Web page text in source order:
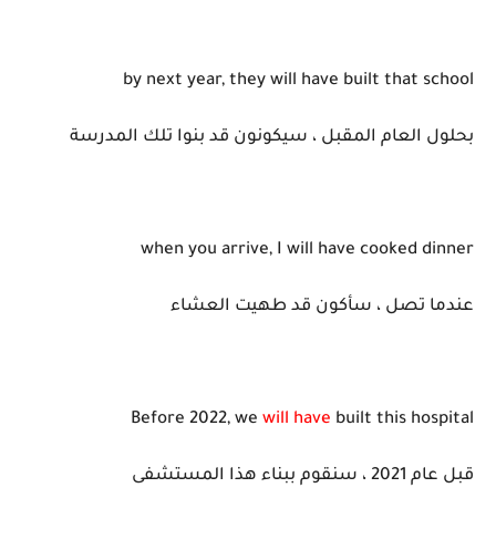
by next year, they will have built that school
بحلول العام المقبل ، سيكونون قد بنوا تلك المدرسة
when you arrive, I will have cooked dinner
عندما تصل ، سأكون قد طهيت العشاء
Before 2022, we will have built this hospital
قبل عام 2021 ، سنقوم ببناء هذا المستشفى